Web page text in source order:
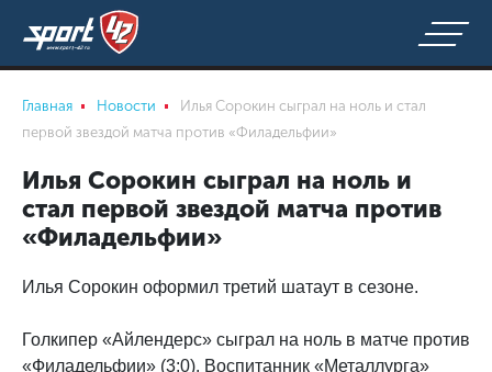
Главная Новости
Илья Сорокин сыграл на ноль и стал
первой звездой матча против «Филадельфии»
Илья Сорокин сыграл на ноль и
стал первой звездой матча против
«Филадельфии»
Илья Сорокин оформил третий шатаут в сезоне.
Голкипер «Айлендерс» сыграл на ноль в матче против
«Филадельфии» (3:0). Воспитанник «Металлурга»